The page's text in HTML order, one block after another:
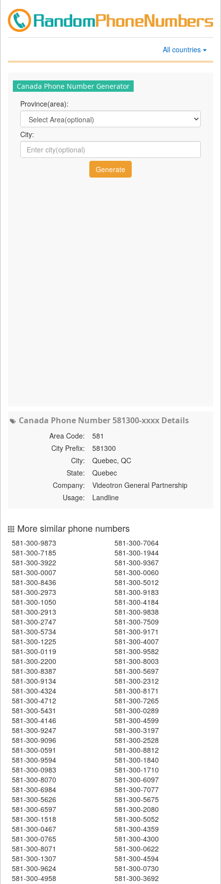
All countries
Canada Phone Number Generator
Province(area):
City:
Canada Phone Number 581300-xxxx Details
Area Code:
581
City Prefix:
581300
City:
Quebec, QC
State:
Quebec
Company:
Videotron General Partnership
Usage:
Landline
More similar phone numbers
581-300-9873
581-300-7064
581-300-7185
581-300-1944
581-300-3922
581-300-9367
581-300-0007
581-300-0060
581-300-8436
581-300-5012
581-300-2973
581-300-9183
581-300-1050
581-300-4184
581-300-2913
581-300-9838
581-300-2747
581-300-7509
581-300-5734
581-300-9171
581-300-1225
581-300-4007
581-300-0119
581-300-9582
581-300-2200
581-300-8003
581-300-8387
581-300-5697
581-300-9134
581-300-2312
581-300-4324
581-300-8171
581-300-4712
581-300-7265
581-300-5431
581-300-0289
581-300-4146
581-300-4599
581-300-9247
581-300-3197
581-300-9096
581-300-2528
581-300-0591
581-300-8812
581-300-9594
581-300-1840
581-300-0983
581-300-1710
581-300-8070
581-300-6097
581-300-6984
581-300-7077
581-300-5626
581-300-5675
581-300-6597
581-300-2080
581-300-1518
581-300-5052
581-300-0467
581-300-4359
581-300-0765
581-300-4300
581-300-8071
581-300-0622
581-300-1307
581-300-4594
581-300-9624
581-300-0730
581-300-4958
581-300-3692